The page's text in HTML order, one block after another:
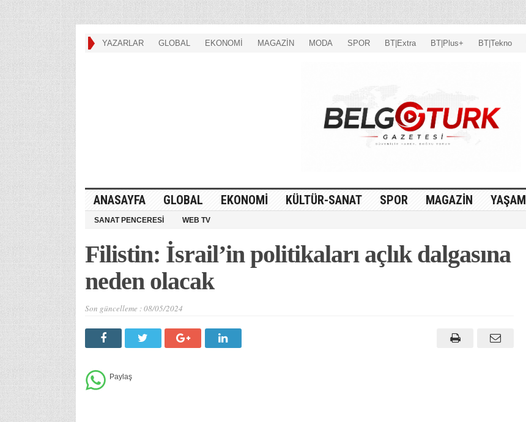
YAZARLAR GLOBAL EKONOMİ MAGAZİN MODA SPOR BT|Extra BT|Plus+ BT|Tekno
ANASAYFA GLOBAL EKONOMİ KÜLTÜR-SANAT SPOR MAGAZİN YAŞAM
SANAT PENCERESİ WEB TV
Filistin: İsrail’in politikaları açlık dalgasına
neden olacak
Son güncelleme :08/05/2024